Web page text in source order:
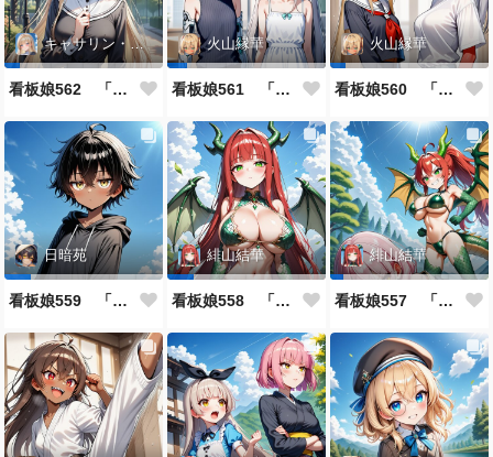
キャサリン・アストリー
看板娘562 「キャサリン・アストリーのよもやま話」
火山縁華
看板娘561 「火山一族」
火山縁華
看板娘560 「緋山一族」
日暗苑
看板娘559 「日暗苑のよもやま話」
緋山結華
看板娘558 「緋山結華」キャラクター紹介
緋山結華
看板娘557 「其々の再会」